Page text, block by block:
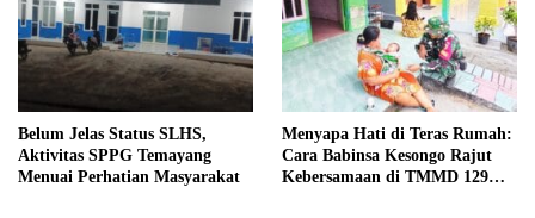
Belum Jelas Status SLHS,
Aktivitas SPPG Temayang
Menuai Perhatian Masyarakat
Menyapa Hati di Teras Rumah:
Cara Babinsa Kesongo Rajut
Kebersamaan di TMMD 129